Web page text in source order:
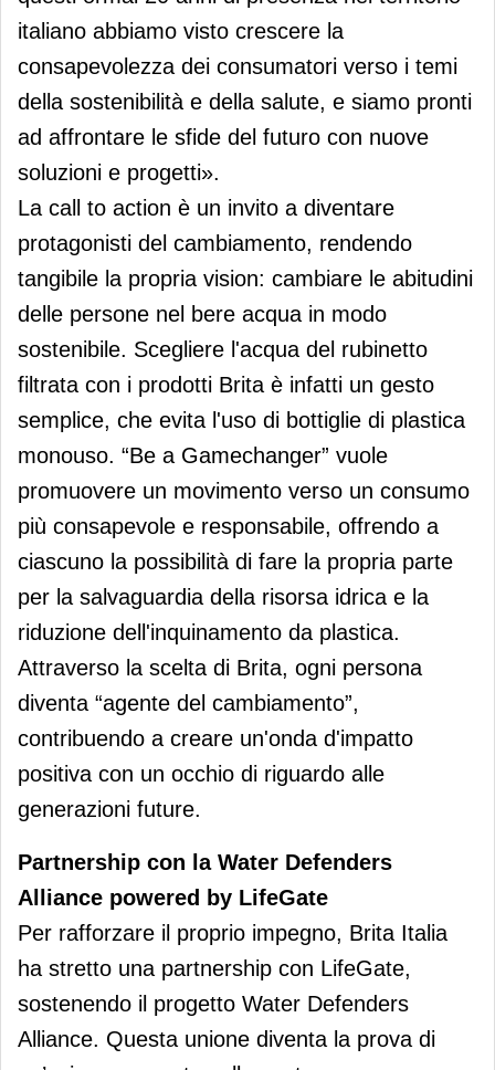
italiano abbiamo visto crescere la
consapevolezza dei consumatori verso i temi
della sostenibilità e della salute, e siamo pronti
ad affrontare le sfide del futuro con nuove
soluzioni e progetti».
La call to action è un invito a diventare
protagonisti del cambiamento, rendendo
tangibile la propria vision: cambiare le abitudini
delle persone nel bere acqua in modo
sostenibile. Scegliere l'acqua del rubinetto
filtrata con i prodotti Brita è infatti un gesto
semplice, che evita l'uso di bottiglie di plastica
monouso. “Be a Gamechanger” vuole
promuovere un movimento verso un consumo
più consapevole e responsabile, offrendo a
ciascuno la possibilità di fare la propria parte
per la salvaguardia della risorsa idrica e la
riduzione dell'inquinamento da plastica.
Attraverso la scelta di Brita, ogni persona
diventa “agente del cambiamento”,
contribuendo a creare un'onda d'impatto
positiva con un occhio di riguardo alle
generazioni future.
Partnership con la Water Defenders
Alliance powered by LifeGate
Per rafforzare il proprio impegno, Brita Italia
ha stretto una partnership con LifeGate,
sostenendo il progetto Water Defenders
Alliance. Questa unione diventa la prova di